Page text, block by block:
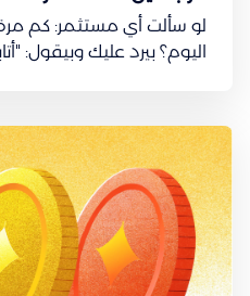
لو سألت أي مستثمر: كم
في